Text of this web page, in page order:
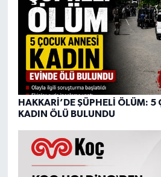
HAKKARİ’DE ŞÜPHELİ ÖLÜM: 5
KADIN ÖLÜ BULUNDU